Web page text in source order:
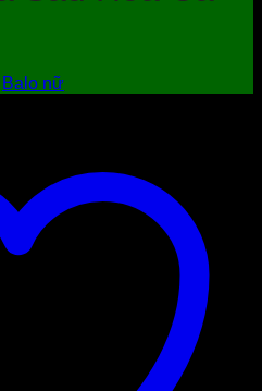
Balo nữ